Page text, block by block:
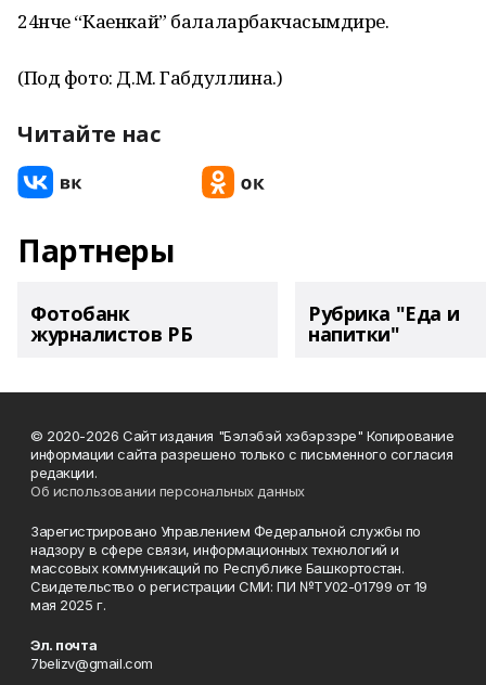
24нче “Каенкай” балаларбакчасымөдире.
(Под фото: Д.М. Габдуллина.)
Читайте нас
Партнеры
Фотобанк
журналистов РБ
Рубрика "Еда и
напитки"
© 2020-2026 Сайт издания "Бэлэбэй хэбэрзэре" Копирование
информации сайта разрешено только с письменного согласия
редакции.
Об использовании персональных данных
Зарегистрировано Управлением Федеральной службы по
надзору в сфере связи, информационных технологий и
массовых коммуникаций по Республике Башкортостан.
Свидетельство о регистрации СМИ: ПИ №ТУ02-01799 от 19
мая 2025 г.
Эл. почта
7belizv@gmail.com